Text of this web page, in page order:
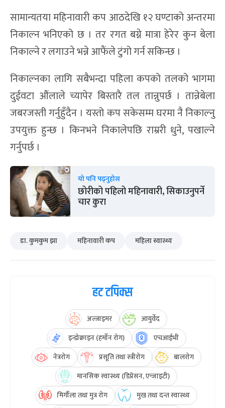
सामान्यतया महिनावारी कप आठदेखि १२ घण्टाको अन्तरमा
निकाल्न भनिएको छ । तर रगत बग्ने मात्रा हेरेर कुन बेला
निकाल्ने र लगाउने भन्ने आफैंले टुंगो गर्न सकिन्छ ।
निकाल्नका लागि सबैभन्दा पहिला कपको तलको भागमा
दुईवटा औंलाले च्यापेर बिस्तारै तल तान्नुपर्छ । तान्नेबेला
जबरजस्ती गर्नुहुँदैन । यस्तो कप सकेसम्म घरमा नै निकाल्नु
उपयुक्त हुन्छ । किनभने निकालेपछि राम्ररी धुने, पखाल्ने
गर्नुपर्छ ।
यो पनि पढ्नुहोस
छोरीको पहिलो महिनावारी, सिकाउनुपर्ने
चार कुरा
डा. कुमकुम झा महिनावारी कप महिला स्वास्थ्य
हट टपिक्स
अल्जाइमर
आयुर्वेद
इन्डोक्राइन (हर्मोन रोग)
एचआईभी
नेत्ररोग
प्रसूति तथा स्त्रीरोग
बालरोग
मानसिक स्वास्थ्य (डिप्रेसन, एन्जाइटी)
मिर्गौला तथा मुत्र रोग
मुख तथा दन्त स्वास्थ्य